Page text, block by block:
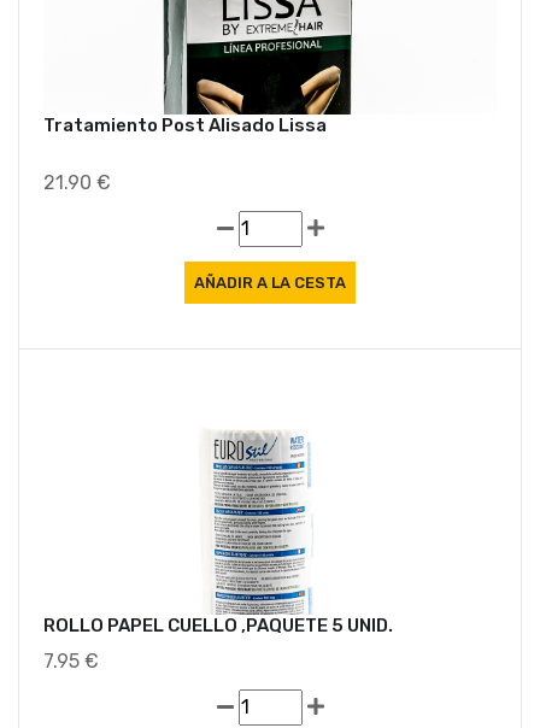
Tratamiento Post Alisado Lissa
21.90 €
ROLLO PAPEL CUELLO ,PAQUETE 5 UNID.
7.95 €